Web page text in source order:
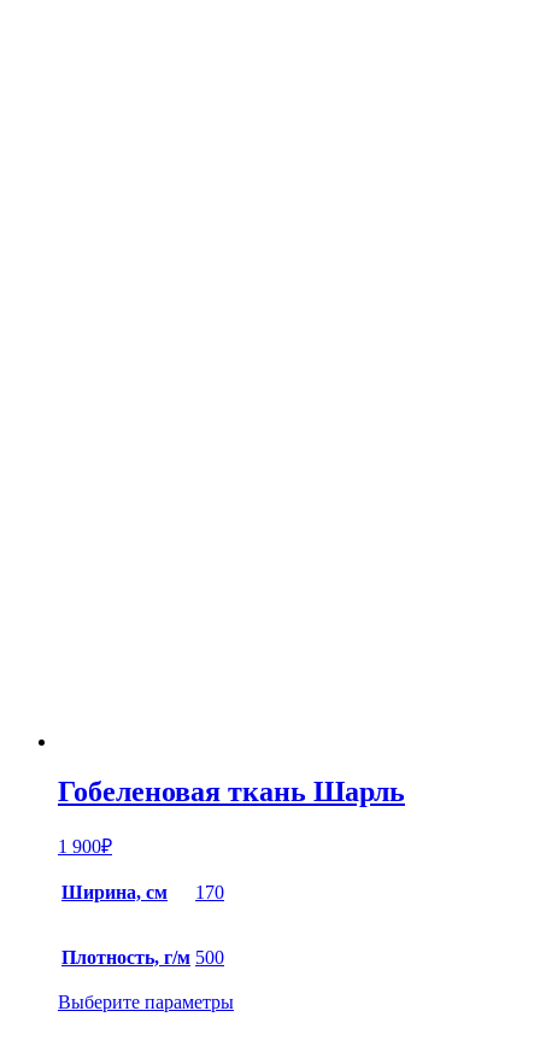
Гобеленовая ткань Шарль
1 900₽
Ширина, см 170
Плотность, г/м 500
Выберите параметры